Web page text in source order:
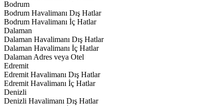
Bodrum
Bodrum Havalimanı Dış Hatlar
Bodrum Havalimanı İç Hatlar
Dalaman
Dalaman Havalimanı Dış Hatlar
Dalaman Havalimanı İç Hatlar
Dalaman Adres veya Otel
Edremit
Edremit Havalimanı Dış Hatlar
Edremit Havalimanı İç Hatlar
Denizli
Denizli Havalimanı Dış Hatlar